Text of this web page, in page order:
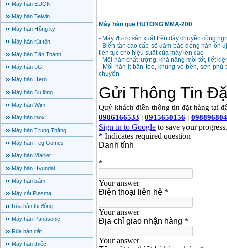
Máy hàn EDON
Máy hàn Telwin
Máy hàn Hồng ký
Máy hàn rút tôn
Máy hàn Tân Thành
Máy hàn LG
Máy hàn Hero
Máy hàn Bu lông
Máy hàn Wim
Máy hàn inox
Máy hàn Trung Thắng
Máy hàn Feg Gomes
Máy hàn Marller
Máy hàn Hyundai
Máy hàn bấm
Máy cắt Plasma
Rùa hàn tự động
Máy hàn Panasonic
Rùa hàn cắt
Máy hàn thiếc
Máy hàn que HUTONG MMA-200
- Máy được sản xuất trên dây chuyền công
- Biến tần cao cấp sẽ đảm bảo dòng hàn ổn
liên tục cho hiệu suất của máy lên cao
- Mối hàn chất lượng, khả năng mồi tốt, tiết
- Mối hàn ít bắn tóe, khung vỏ bền, sơn
chuyển